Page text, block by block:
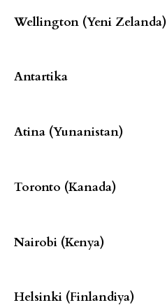
Wellington (Yeni Zelanda)
Antartika
Atina (Yunanistan)
Toronto (Kanada)
Nairobi (Kenya)
Helsinki (Finlandiya)